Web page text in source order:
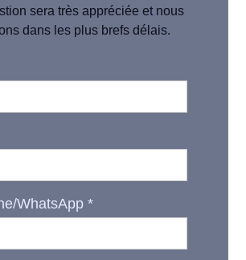
sera très appréciée et nous
dans les plus brefs délais.
WhatsApp*